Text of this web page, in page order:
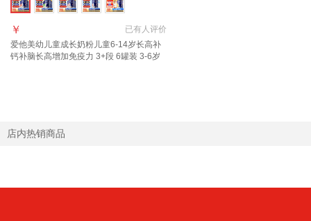
已有人评价
￥
爱他美幼儿童成长奶粉儿童6-14岁长高补
钙补脑长高增加免疫力 3+段 6罐装 3-6岁
店内热销商品